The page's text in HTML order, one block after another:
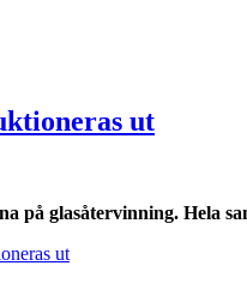
ut
på glasåtervinning. Hela
ut